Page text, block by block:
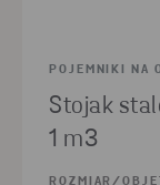
POJEMNIKI NA
Stojak
1 m3
ROZMIAR/